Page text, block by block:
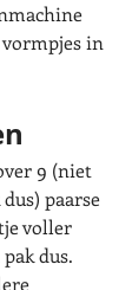
in
9 (niet
paarse
voller
dus.